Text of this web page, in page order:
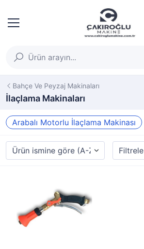
Bahçe Ve Peyzaj Makinaları
İlaçlama Makinaları
Arabalı Motorlu İlaçlama Makinası
Filtrele